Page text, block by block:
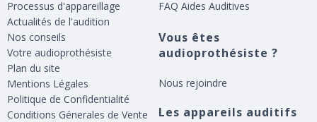
Processus d'appareillage
Actualités de l'audition
Nos conseils
Votre audioprothésiste
Plan du site
Mentions Légales
Politique de Confidentialité
Conditions Génerales de Vente
FAQ Aides Auditives
Vous êtes
audioprothésiste ?
Nous rejoindre
Les appareils auditifs